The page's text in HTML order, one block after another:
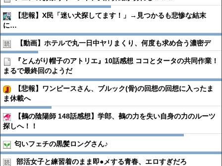
【悲報】X民「迷い犬探してます！」→見つかるも悲惨な結末
に…
【動画】ホテルで丸一日中ヤリまくり、何度も求め合う濃密デ
『とんがり帽子のアトリエ』10話感想 ココとタータの共同作業！
まるで最終回のようだ
【悲報】ワンピースさん、ブルック(骨)の回想の回想に入ったま
ま休載へ
【鵺の陰陽師 148話感想】学郎、鵺の力を失い自身の力のルーツ
探しへ！！
匂いフェチの黒髪ロングさん♪
部活女子と練習着のまま即●︎メする青春、エロすぎだろ